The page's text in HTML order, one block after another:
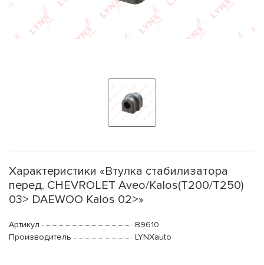
Характеристики «Втулка стабилизатора
перед. CHEVROLET Aveo/Kalos(T200/T250)
03> DAEWOO Kalos 02>»
Артикул
B9610
Производитель
LYNXauto